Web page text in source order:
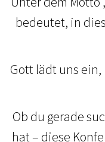
bedeutet, in
Gott lädt uns
Ob du gerade
hat – diese